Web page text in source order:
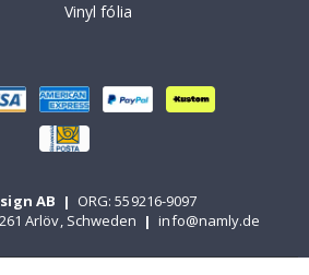
Vinyl fólia
AB | ORG: 559216-9097
Arlöv, Schweden | info@namly.de